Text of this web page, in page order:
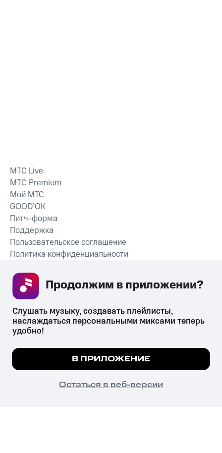
СКАЧАТЬ ПРИЛОЖЕНИЕ
MTС Live
MTС Premium
Мой МТС
GOOD’OK
Питч-форма
Поддержка
Пользовательское соглашение
Политика конфиденциальности
психотропных веществ, их аналогов причиняет вред здоровью,
их незаконный оборот запрещён и влечёт установленную
законодательством ответственность.
© 2026 ООО «КИОН».
Все права защищены
Мы используем куки, чтобы на сайте все
Подробнее
ПОНЯТНО
Слушать музыку, создавать плейлисты,
наслаждаться персональными миксами теперь
удобно!
В ПРИЛОЖЕНИЕ
Остаться в веб-версии